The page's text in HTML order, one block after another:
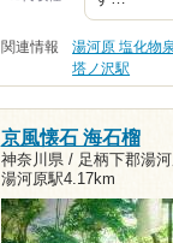
関連情報 湯河原 塩化物
塔ノ沢駅
京風懐石 海石榴
神奈川県 / 足柄下郡湯
湯河原駅4.17km